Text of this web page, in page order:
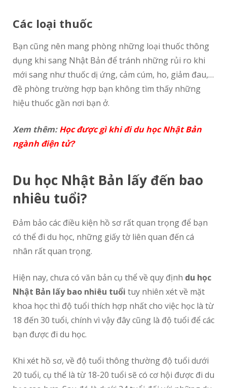
Các loại thuốc
Bạn cũng nên mang phòng những loại thuốc thông
dụng khi sang Nhật Bản để tránh những rủi ro khi
mới sang như thuốc dị ứng, cảm cúm, ho, giảm đau,…
đề phòng trường hợp bạn không tìm thấy những
hiệu thuốc gần nơi bạn ở.
Xem thêm:Học được gì khi đi du học Nhật Bản
ngành điện tử?
Du học Nhật Bản lấy đến bao
nhiêu tuổi?
Đảm bảo các điều kiện hồ sơ rất quan trọng để bạn
có thể đi du học, những giấy tờ liên quan đến cá
nhân rất quan trọng.
Hiện nay, chưa có văn bản cụ thể về quy định du học
Nhật Bản lấy bao nhiêu tuổi tuy nhiên xét về mặt
khoa học thì độ tuổi thích hợp nhất cho việc học là từ
18 đến 30 tuổi, chính vì vậy đây cũng là độ tuổi để các
bạn được đi du học.
Khi xét hồ sơ, về độ tuổi thông thường độ tuổi dưới
20 tuổi, cụ thể là từ 18-20 tuổi sẽ có cơ hội được đi du